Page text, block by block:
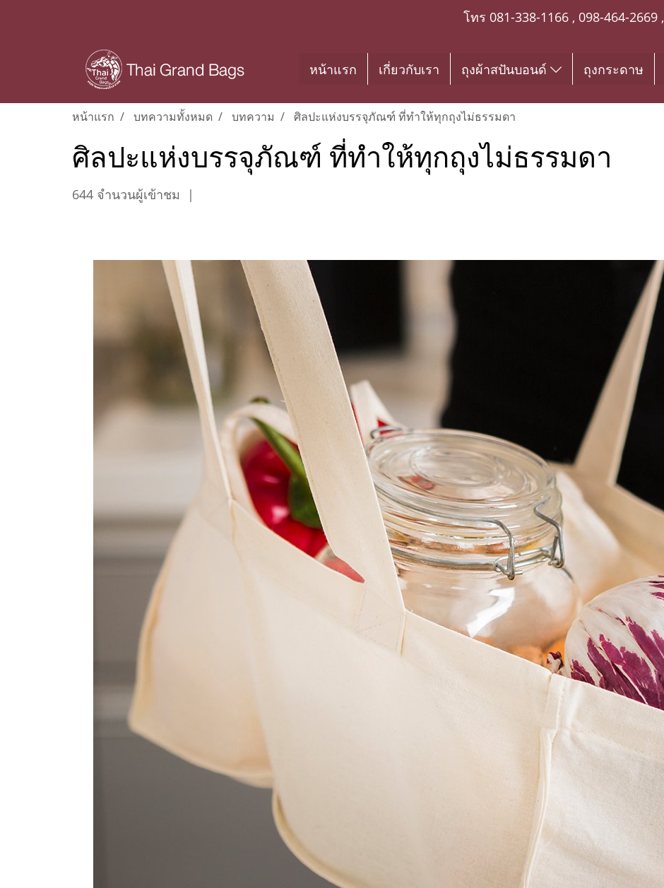
โทร 081-338-1166, 098-464-2669,
หน้าแรก เกี่ยวกับเรา ถุงผ้าสปันบอนด์ ถุงกระดาษ
หน้าแรก บทความทั้งหมด บทความ ศิลปะแห่งบรรจุภัณฑ์ ที่ทำให้ทุกถุงไม่ธรรมดา
ศิลปะแห่งบรรจุภัณฑ์ ที่ทำให้ทุกถุงไม่ธรรมดา
644 จำนวนผู้เข้าชม |